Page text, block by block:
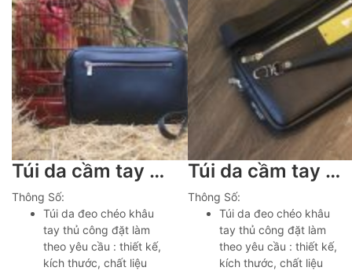
Túi da cầm tay kết hợp đeo chéo có khoá số khâu tay thủ công Lano TDH025
Thông Số:
Túi da đeo chéo khâu
tay thủ công đặt làm
theo yêu cầu : thiết kế,
kích thước, chất liệu
Túi da cầm tay kết hợp đeo chéo khâu tay thủ công da bò nappa Italia Lano TDH024
Thông Số:
Túi da đeo chéo khâu
tay thủ công đặt làm
theo yêu cầu : thiết kế,
kích thước, chất liệu